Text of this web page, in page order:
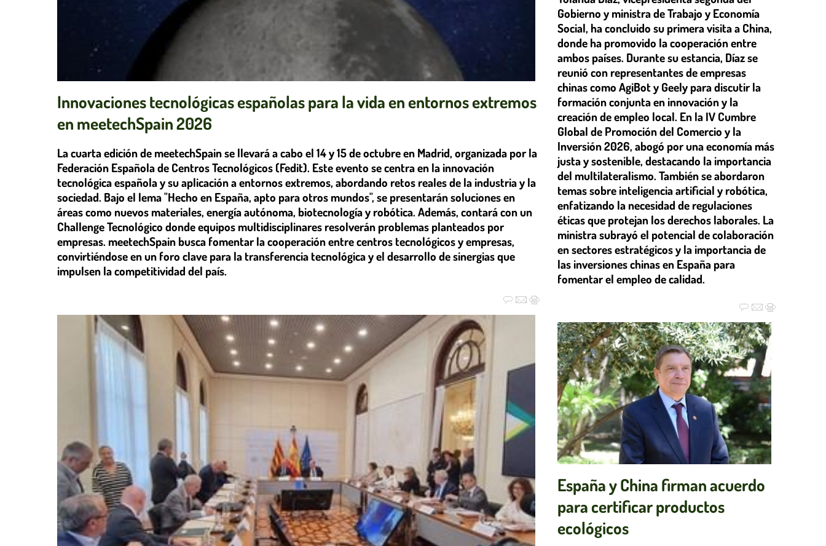
Innovaciones tecnológicas españolas para la vida en entornos extremos
en meetechSpain 2026
La cuarta edición de meetechSpain se llevará a cabo el 14 y 15 de octubre en Madrid, organizada por la
Federación Española de Centros Tecnológicos (Fedit). Este evento se centra en la innovación
tecnológica española y su aplicación a entornos extremos, abordando retos reales de la industria y la
sociedad. Bajo el lema "Hecho en España, apto para otros mundos", se presentarán soluciones en
áreas como nuevos materiales, energía autónoma, biotecnología y robótica. Además, contará con un
Challenge Tecnológico donde equipos multidisciplinares resolverán problemas planteados por
empresas. meetechSpain busca fomentar la cooperación entre centros tecnológicos y empresas,
convirtiéndose en un foro clave para la transferencia tecnológica y el desarrollo de sinergias que
impulsen la competitividad del país.
Gobierno y ministra de Trabajo y Economía
Social, ha concluido su primera visita a China,
donde ha promovido la cooperación entre
ambos países. Durante su estancia, Díaz se
reunió con representantes de empresas
chinas como AgiBot y Geely para discutir la
formación conjunta en innovación y la
creación de empleo local. En la IV Cumbre
Global de Promoción del Comercio y la
Inversión 2026, abogó por una economía más
justa y sostenible, destacando la importancia
del multilateralismo. También se abordaron
temas sobre inteligencia artificial y robótica,
enfatizando la necesidad de regulaciones
éticas que protejan los derechos laborales. La
ministra subrayó el potencial de colaboración
en sectores estratégicos y la importancia de
las inversiones chinas en España para
fomentar el empleo de calidad.
España y China firman acuerdo
para certificar productos
ecológicos